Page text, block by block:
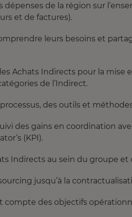
de la région sur
et de factures).
leurs besoins et
Achats Indirects pour la mise
de l’Indirect.
des outils et
des gains en coordination
(KPI).
Indirects au sein du groupe et
jusqu’à la
compte des objectifs